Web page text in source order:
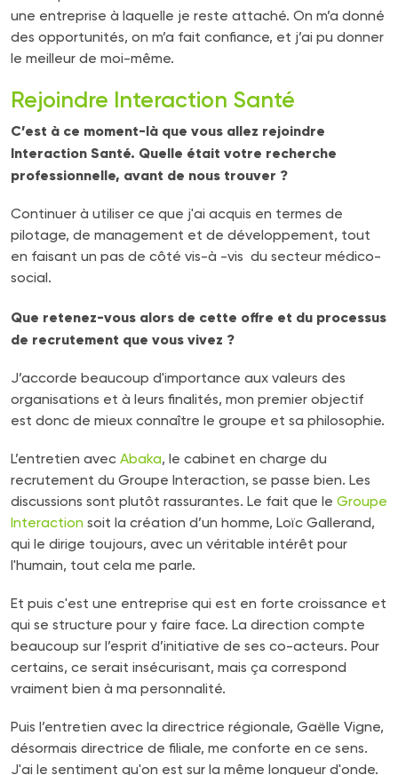
une entreprise à laquelle je reste attaché. On m’a donné
des opportunités, on m’a fait confiance, et j’ai pu donner
le meilleur de moi-même.
Rejoindre Interaction Santé
C’est à ce moment-là que vous allez rejoindre
Interaction Santé. Quelle était votre recherche
professionnelle, avant de nous trouver ?
Continuer à utiliser ce que j'ai acquis en termes de
pilotage, de management et de développement, tout
en faisant un pas de côté vis-à -vis du secteur médico-
social.
Que retenez-vous alors de cette offre et du processus
de recrutement que vous vivez ?
J’accorde beaucoup d'importance aux valeurs des
organisations et à leurs finalités, mon premier objectif
est donc de mieux connaître le groupe et sa philosophie.
L’entretien avec Abaka, le cabinet en charge du
recrutement du Groupe Interaction, se passe bien. Les
discussions sont plutôt rassurantes. Le fait que le Groupe
Interaction soit la création d’un homme, Loïc Gallerand,
qui le dirige toujours, avec un véritable intérêt pour
l'humain, tout cela me parle.
Et puis c'est une entreprise qui est en forte croissance et
qui se structure pour y faire face. La direction compte
beaucoup sur l’esprit d’initiative de ses co-acteurs. Pour
certains, ce serait insécurisant, mais ça correspond
vraiment bien à ma personnalité.
Puis l’entretien avec la directrice régionale, Gaëlle Vigne,
désormais directrice de filiale, me conforte en ce sens.
J'ai le sentiment qu'on est sur la même longueur d'onde.